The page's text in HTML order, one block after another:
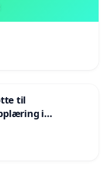
til
i